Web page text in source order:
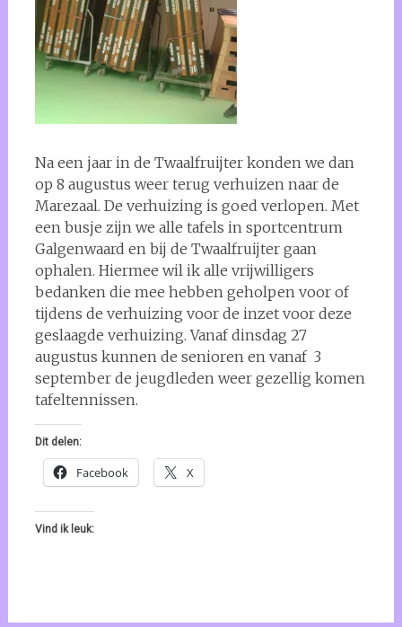
Na een jaar in de Twaalfruijter konden we dan
op 8 augustus weer terug verhuizen naar de
Marezaal. De verhuizing is goed verlopen. Met
een busje zijn we alle tafels in sportcentrum
Galgenwaard en bij de Twaalfruijter gaan
ophalen. Hiermee wil ik alle vrijwilligers
bedanken die mee hebben geholpen voor of
tijdens de verhuizing voor de inzet voor deze
geslaagde verhuizing. Vanaf dinsdag 27
augustus kunnen de senioren en vanaf 3
september de jeugdleden weer gezellig komen
tafeltennissen.
Dit delen:
Facebook X
Vind ik leuk: